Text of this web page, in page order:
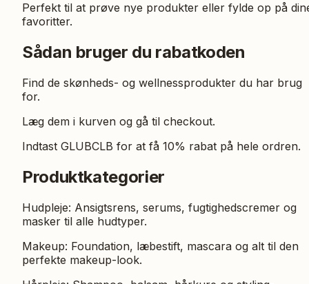
Perfekt til at prøve nye produkter eller fylde op på
favoritter.
Sådan bruger du rabatkoden
Find de skønheds- og wellnessprodukter du har brug
for.
Læg dem i kurven og gå til checkout.
Indtast GLUBCLB for at få 10% rabat på hele ordren.
Produktkategorier
Hudpleje: Ansigtsrens, serums, fugtighedscremer og
masker til alle hudtyper.
Makeup: Foundation, læbestift, mascara og alt til den
perfekte makeup-look.